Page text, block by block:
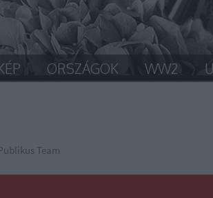
ORSZÁGOK WW2
Team